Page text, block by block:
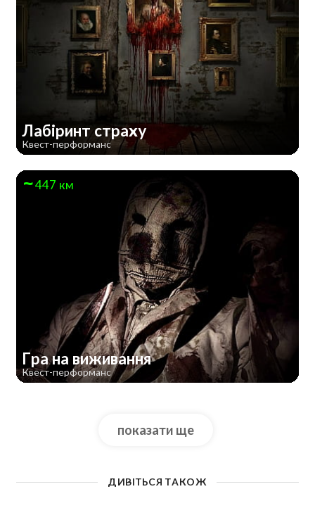
Лабіринт страху
Квест-перформанс
447 км
Гра на виживання
Квест-перформанс
показати ще
ДИВІТЬСЯ ТАКОЖ